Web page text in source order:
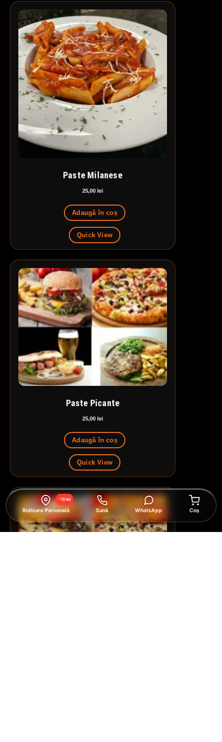
Paste Milanese
25,00 lei
Adaugă în coș
Quick View
Paste Picante
25,00 lei
Adaugă în coș
Quick View
-15 lei
Ridicare Personală Sună WhatsApp Coș